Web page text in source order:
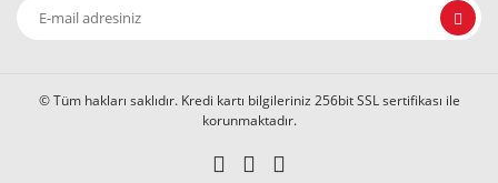
© Tüm hakları saklıdır. Kredi kartı bilgileriniz 256bit SSL sertifikası ile
korunmaktadır.